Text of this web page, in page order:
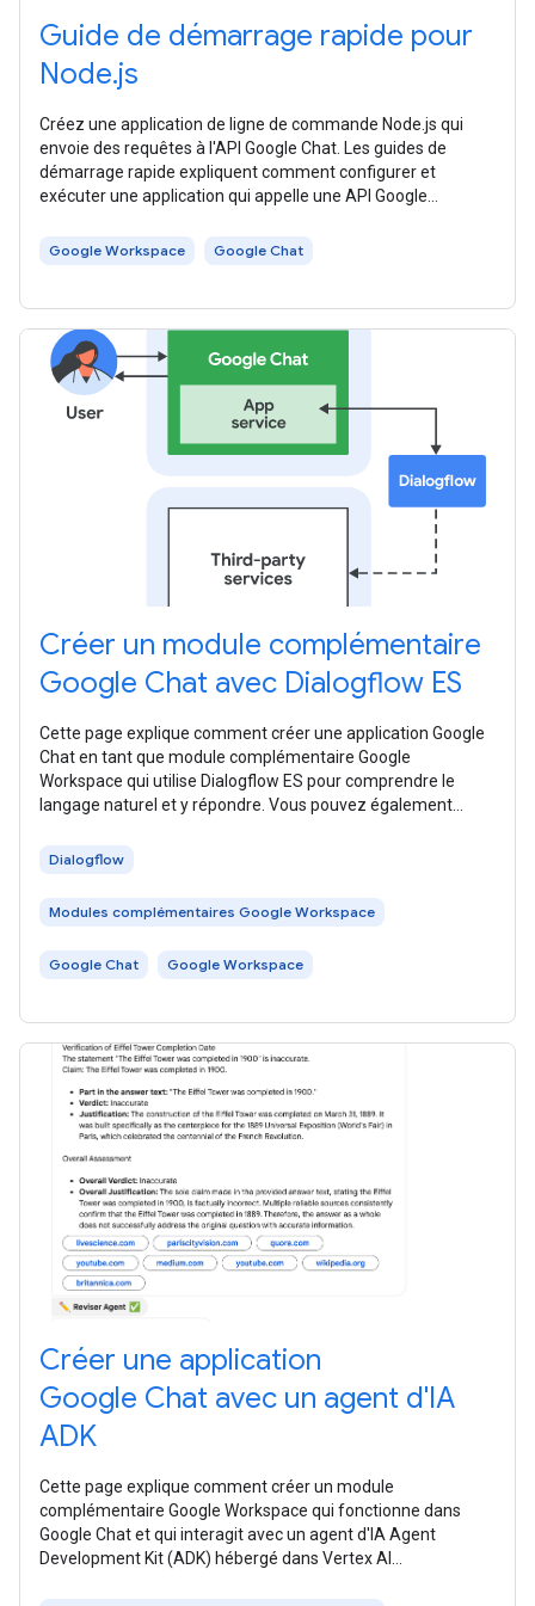
Guide de démarrage rapide pour
Node.js
Créez une application de ligne de commande Node.js qui
envoie des requêtes à l'API Google Chat. Les guides de
démarrage rapide expliquent comment configurer et
exécuter une application qui appelle une API Google
Google Workspace Google Chat
Créer un module complémentaire
Google Chat avec Dialogflow ES
Cette page explique comment créer une application Google
Chat en tant que module complémentaire Google
Workspace qui utilise Dialogflow ES pour comprendre le
langage naturel et y répondre. Vous pouvez également
Dialogflow
Modules complémentaires Google Workspace
Google Chat Google Workspace
Créer une application
Google Chat avec un agent d'IA
ADK
Cette page explique comment créer un module
complémentaire Google Workspace qui fonctionne dans
Google Chat et qui interagit avec un agent d'IA Agent
Development Kit (ADK) hébergé dans Vertex AI